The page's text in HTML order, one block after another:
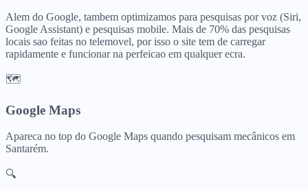
Alem do Google, tambem optimizamos para pesquisas por voz (Siri,
Google Assistant) e pesquisas mobile. Mais de 70% das pesquisas
locais sao feitas no telemovel, por isso o site tem de carregar
rapidamente e funcionar na perfeicao em qualquer ecra.
🗺️
Google Maps
Apareca no top do Google Maps quando pesquisam mecânicos em
Santarém.
🔍